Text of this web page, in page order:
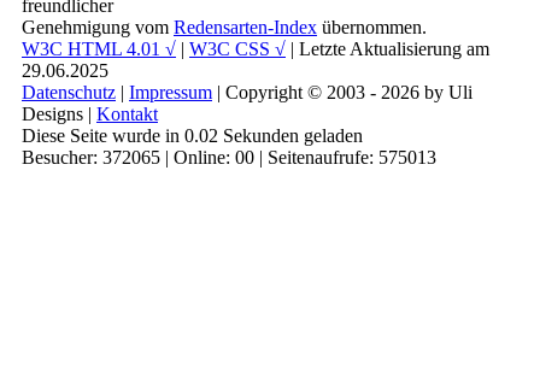
freundlicher
Genehmigung vom Redensarten-Index übernommen.
W3C HTML 4.01 √ | W3C CSS √ | Letzte Aktualisierung am
29.06.2025
Datenschutz | Impressum | Copyright © 2003 - 2026 by Uli
Designs | Kontakt
Diese Seite wurde in 0.02 Sekunden geladen
Besucher: 372065 | Online: 00 | Seitenaufrufe: 575013